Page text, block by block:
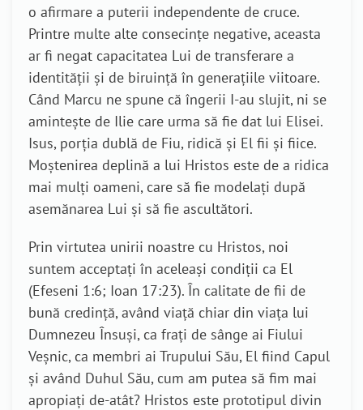
o afirmare a puterii independente de cruce.
Printre multe alte consecințe negative, aceasta
ar fi negat capacitatea Lui de transferare a
identității și de biruință în generațiile viitoare.
Când Marcu ne spune că îngerii I-au slujit, ni se
amintește de Ilie care urma să fie dat lui Elisei.
Isus, porția dublă de Fiu, ridică și El fii și fiice.
Moștenirea deplină a lui Hristos este de a ridica
mai mulți oameni, care să fie modelați după
asemănarea Lui și să fie ascultători.
Prin virtutea unirii noastre cu Hristos, noi
suntem acceptați în aceleași condiții ca El
(Efeseni 1:6; Ioan 17:23). În calitate de fii de
bună credință, având viață chiar din viața lui
Dumnezeu Însuși, ca frați de sânge ai Fiului
Veșnic, ca membri ai Trupului Său, El fiind Capul
și având Duhul Său, cum am putea să fim mai
apropiați de-atât? Hristos este prototipul divin